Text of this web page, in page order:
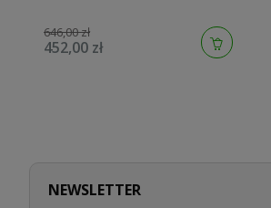
646,00 zł
452,00 zł
NEWSLETTER